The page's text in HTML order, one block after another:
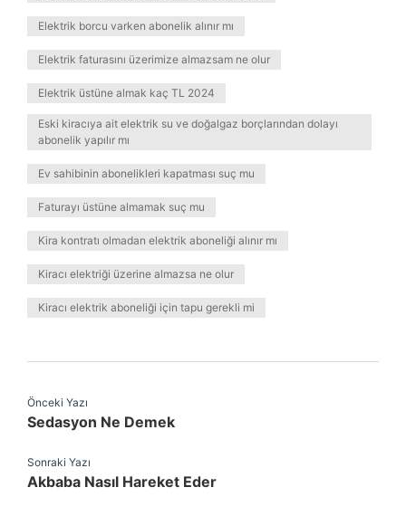
Elektrik borcu varken abonelik alınır mı
Elektrik faturasını üzerimize almazsam ne olur
Elektrik üstüne almak kaç TL 2024
Eski kiracıya ait elektrik su ve doğalgaz borçlarından dolayı
abonelik yapılır mı
Ev sahibinin abonelikleri kapatması suç mu
Faturayı üstüne almamak suç mu
Kira kontratı olmadan elektrik aboneliği alınır mı
Kiracı elektriği üzerine almazsa ne olur
Kiracı elektrik aboneliği için tapu gerekli mi
Önceki Yazı
Sedasyon Ne Demek
Sonraki Yazı
Akbaba Nasıl Hareket Eder